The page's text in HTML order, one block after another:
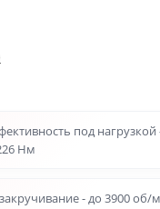
под
Нм
- до 3900